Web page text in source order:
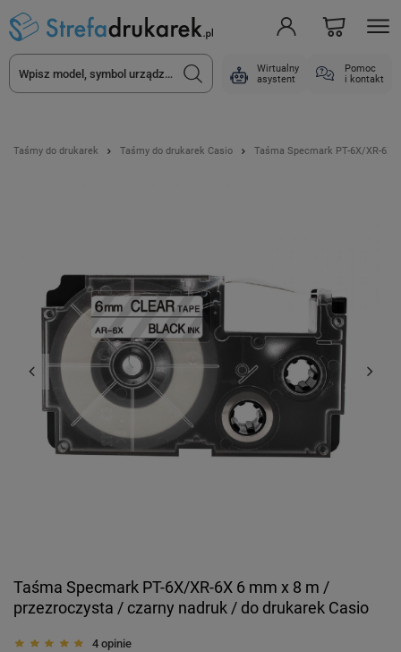
Wirtualny
asystent
Pomoc
i kontakt
Taśmy do drukarek Taśmy do drukarek Casio Taśma Specmark PT-6X/XR-6X
Taśma Specmark PT-6X/XR-6X 6 mm x 8 m /
przezroczysta / czarny nadruk / do drukarek Casio
4 opinie